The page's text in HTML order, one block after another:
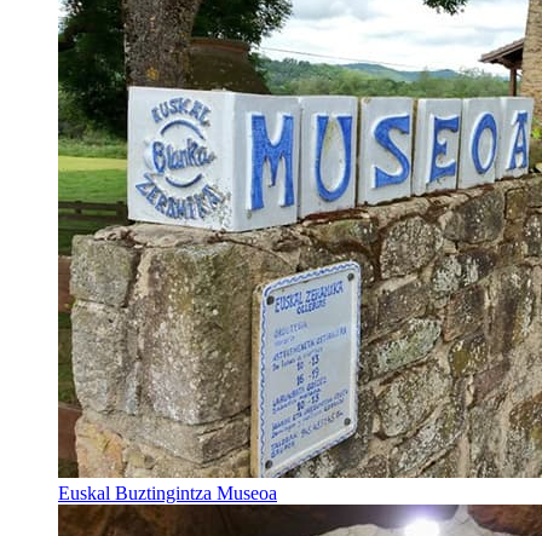
Euskal Buztingintza Museoa